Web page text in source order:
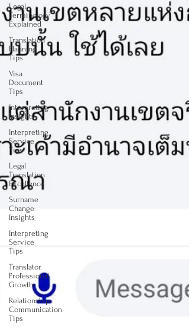
Legal
Terminology
Explained
Translation
Planning
Tips
Visa
Document
Tips
Interpreting
Insights
Interpreting
Service
Tips
Legal
Translation
Excellence
Surname
Change
Insights
Interpreting
Service
Tips
Translator
Professional
Growth
Relationship
Communication
Tips